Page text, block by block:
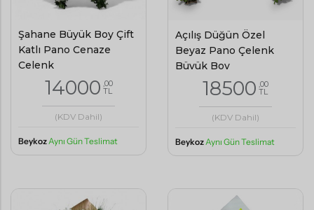
Şahane Büyük Boy Çift
Katlı Pano Cenaze
Çelenk
14000 ,00
TL
(KDV Dahil)
Beykoz Aynı Gün Teslimat
Açılış Düğün Özel
Beyaz Pano Çelenk
Büyük Boy
18500 ,00
TL
(KDV Dahil)
Beykoz Aynı Gün Teslimat